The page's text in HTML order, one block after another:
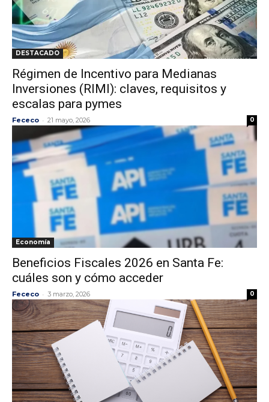
DESTACADO
Régimen de Incentivo para Medianas
Inversiones (RIMI): claves, requisitos y
escalas para pymes
Fececo - 21 mayo, 2026 0
Economía
Beneficios Fiscales 2026 en Santa Fe:
cuáles son y cómo acceder
Fececo - 3 marzo, 2026 0